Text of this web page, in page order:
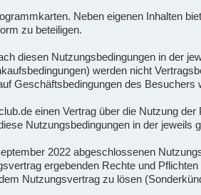
Neben eigenen Inhalten
zu beteiligen.
diesen Nutzungsbedingungen in der
werden nicht
Geschäftsbedingungen des Besuchers
einen Vertrag über die Nutzung
Nutzungsbedingungen in der jeweils
2022 abgeschlossenen
ergebenden Rechte und
Nutzungsvertrag zu lösen